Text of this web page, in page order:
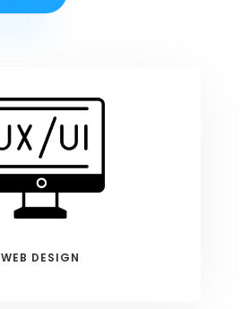
WEB DESIGN